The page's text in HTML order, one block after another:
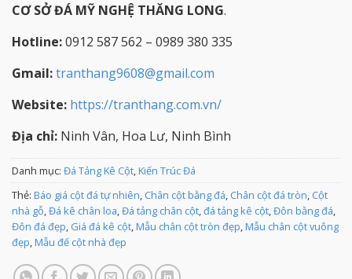
CƠ SỞ ĐÁ MỸ NGHỆ THĂNG LONG.
Hotline:0912 587 562 – 0989 380 335
Gmail:tranthang9608@gmail.com
Website: https://tranthang.com.vn/
Địa chỉ: Ninh Vân, Hoa Lư, Ninh Bình
Danh mục: Đá Tảng Kê Cột,Kiến Trúc Đá
Thẻ: Báo giá cột đá tự nhiên, Chân cột bằng đá, Chân cột đá tròn, Cột
nhà gỗ,Đá kê chân loa,Đá tảng chân cột,đá tảng kê cột,Đôn bằng đá,
Đôn đá đẹp, Giá đá kê cột,Mẫu chân cột tròn đẹp,Mẫu chân cột vuông
đẹp,Mẫu đế cột nhà đẹp